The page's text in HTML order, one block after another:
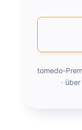
tomedo-
·